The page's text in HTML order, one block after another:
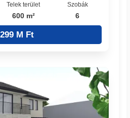
Telek terület
600 m²
Szobák
6
299 M Ft